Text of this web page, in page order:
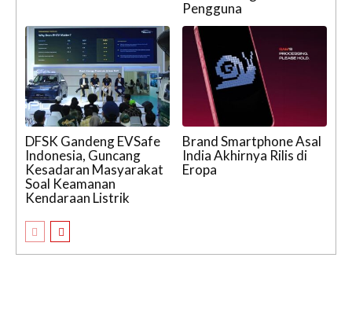
Pengguna
DFSK Gandeng EVSafe
Indonesia, Guncang
Kesadaran Masyarakat
Soal Keamanan
Kendaraan Listrik
Brand Smartphone Asal
India Akhirnya Rilis di
Eropa